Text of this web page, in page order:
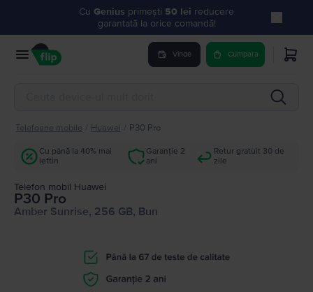
Cu Genius primești 50 lei reducere
garantată la orice comandă!
Vinde Cumpara
Telefoane mobile Huawei P30 Pro
Cu până la 40% mai
ieftin
Garanție 2
ani
Retur gratuit 30 de
zile
Telefon mobil Huawei
P30 Pro
Amber Sunrise, 256 GB, Bun